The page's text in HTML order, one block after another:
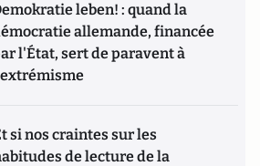
leben! : quand la
allemande, financée
l'État, sert de paravent à
si nos craintes sur les
de lecture de la